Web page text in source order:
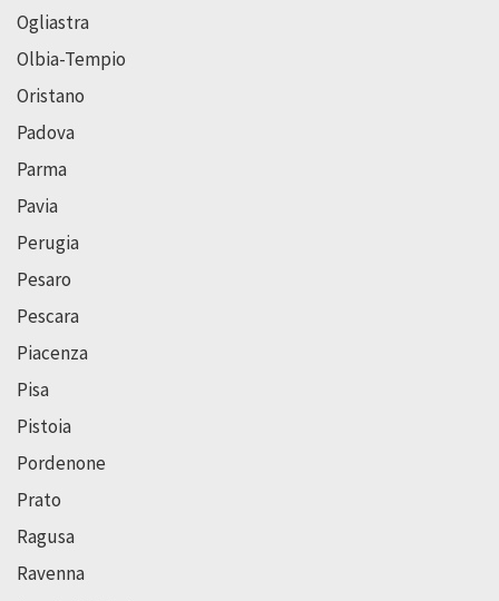
Ogliastra
Olbia-Tempio
Oristano
Padova
Parma
Pavia
Perugia
Pesaro
Pescara
Piacenza
Pisa
Pistoia
Pordenone
Prato
Ragusa
Ravenna